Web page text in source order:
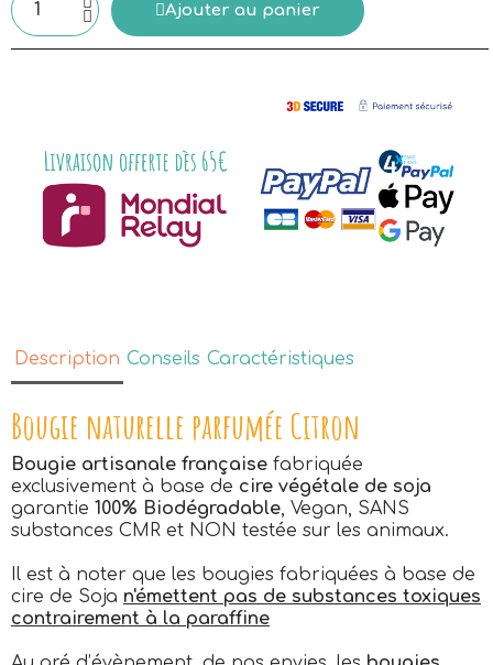
Ajouter au panier
Description Conseils Caractéristiques
Bougie naturelle parfumée Citron
Bougie artisanale française fabriquée
exclusivement à base de cire végétale de soja
garantie 100% Biodégradable, Vegan, SANS
substances CMR et NON testée sur les animaux.
Il est à noter que les bougies fabriquées à base de
cire de Soja n'émettent pas de substances toxiques
contrairement à la paraffine